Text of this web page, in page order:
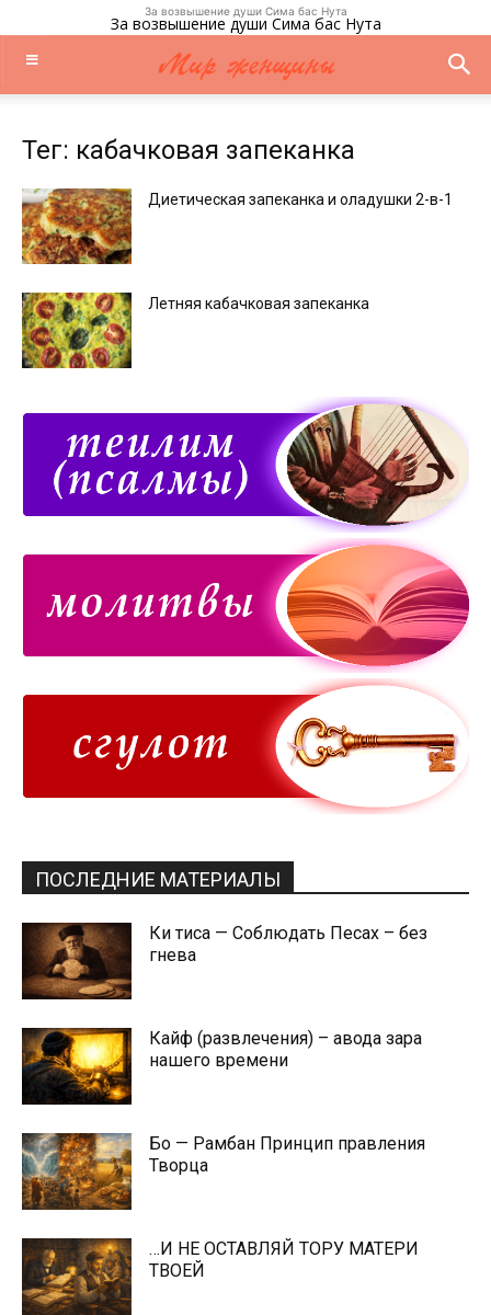
За возвышение души Сима бас Нута
За возвышение души Сима бас Нута
Тег: кабачковая запеканка
Диетическая запеканка и оладушки 2-в-1
Летняя кабачковая запеканка
ПОСЛЕДНИЕ МАТЕРИАЛЫ
Ки тиса — Соблюдать Песах – без
гнева
Кайф (развлечения) – авода зара
нашего времени
Бо — Рамбан Принцип правления
Творца
…И НЕ ОСТАВЛЯЙ ТОРУ МАТЕРИ
ТВОЕЙ